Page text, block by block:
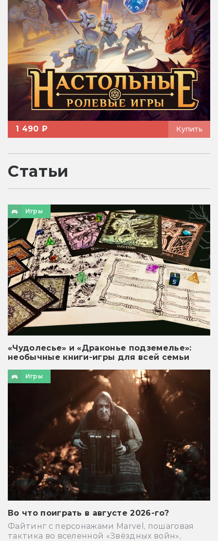
1 490 ₽ Купить
Статьи
Игры
«Чудолесье» и «Драконье подземелье»:
необычные книги-игры для всей семьи
Игры
Во что поиграть в августе 2026-го?
Файтинг с персонажами Marvel, пошаговая
тактика во вселенной «Звёздных войн»,